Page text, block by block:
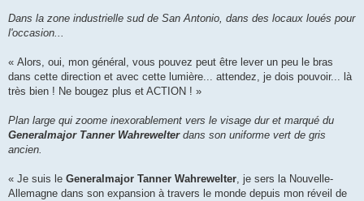
Dans la zone industrielle sud de San Antonio, dans des locaux loués pour
l'occasion...
« Alors, oui, mon général, vous pouvez peut être lever un peu le bras
dans cette direction et avec cette lumière... attendez, je dois pouvoir... là
très bien ! Ne bougez plus et ACTION ! »
Plan large qui zoome inexorablement vers le visage dur et marqué du
Generalmajor Tanner Wahrewelterdans son uniforme vert de gris
ancien.
« Je suis le Generalmajor Tanner Wahrewelter, je sers la Nouvelle-
Allemagne dans son expansion à travers le monde depuis mon réveil de